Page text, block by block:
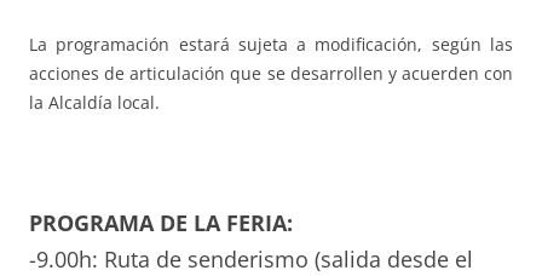
La programación estará sujeta a modificación, según las
acciones de articulación que se desarrollen y acuerden con
la Alcaldía local.
PROGRAMA DE LA FERIA:
-9.00h: Ruta de senderismo (salida desde el